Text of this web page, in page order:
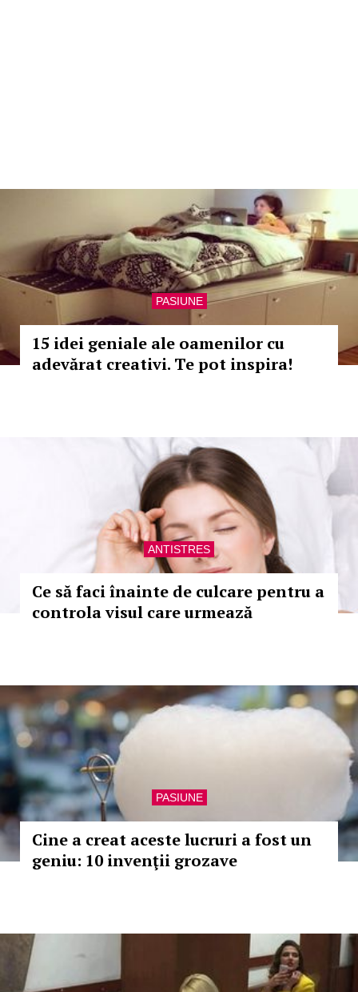
PASIUNE
15 idei geniale ale oamenilor cu
adevărat creativi. Te pot inspira!
ANTISTRES
Ce să faci înainte de culcare pentru a
controla visul care urmează
PASIUNE
Cine a creat aceste lucruri a fost un
geniu: 10 invenţii grozave